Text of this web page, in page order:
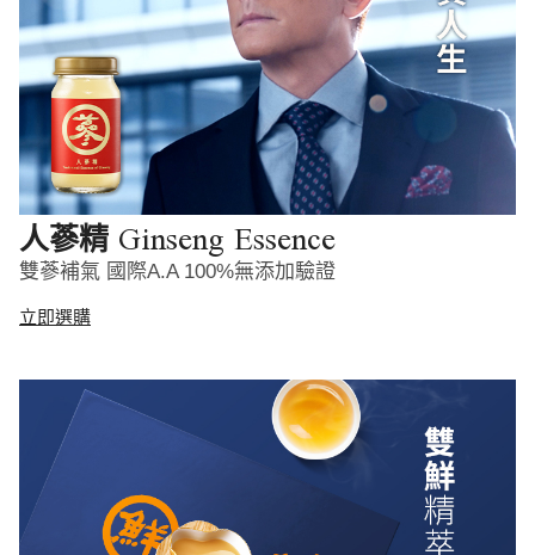
人蔘精 Ginseng Essence
雙蔘補氣 國際A.A 100%無添加驗證
立即選購